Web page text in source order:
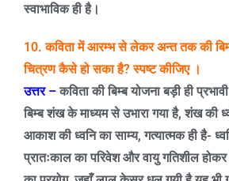
स्वाभाविक ही है।
10.कविता में आरम्भ से लेकर अन्त तक की
चित्रण कैसे हो सका है?स्पष्ट कीजिए ।
उत्तर – कविता की बिम्ब योजना बड़ी ही
बिम्ब शंख के माध्यम से उभारा गया है,शंख की
आकाश की ध्वनि का साम्य,गत्यात्मक ही है-
प्रातःकाल का परिवेश और वायु गतिशील